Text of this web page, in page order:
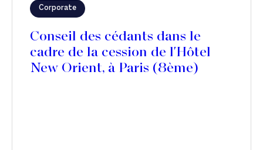
Corporate
Conseil des cédants dans le
cadre de la cession de l'Hôtel
New Orient, à Paris (8ème)